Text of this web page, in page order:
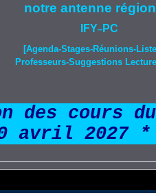
notre antenne
IFY–PC
[Agenda-Stages-Réunions-
Professeurs-Suggestions
des cours
avril 2027 *